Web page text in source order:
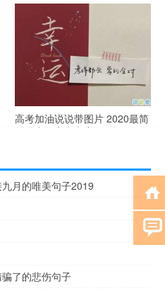
很酷的霸气句子带图片 最新霸
气说说高冷范
高考加油说说带图片 2020最简
单励志的高考文案
月的唯美句子2019
了的悲伤句子